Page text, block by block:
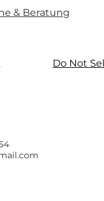
& Beratung
Do Not